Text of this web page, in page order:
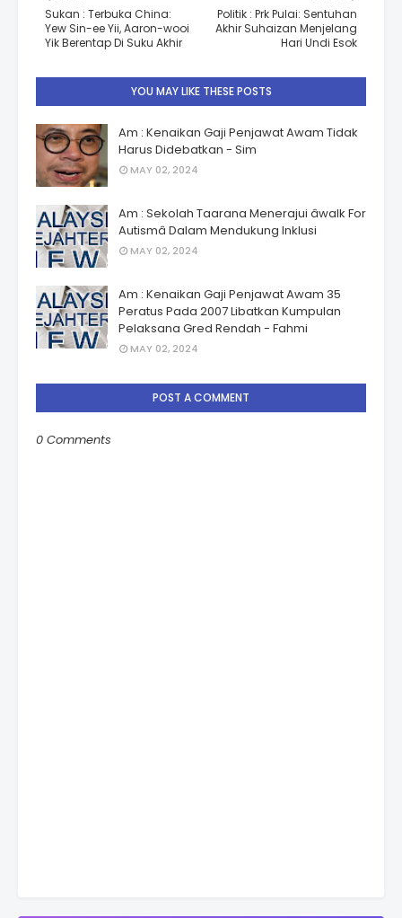
Politik : Prk Pulai: Sentuhan
Akhir Suhaizan Menjelang
Hari Undi Esok
Sukan : Terbuka China:
Yew Sin-ee Yii, Aaron-wooi
Yik Berentap Di Suku Akhir
YOU MAY LIKE THESE POSTS
Am : Kenaikan Gaji Penjawat Awam Tidak
Harus Didebatkan - Sim
MAY 02, 2024
Am : Sekolah Taarana Menerajui âwalk For
Autismâ Dalam Mendukung Inklusi
MAY 02, 2024
Am : Kenaikan Gaji Penjawat Awam 35
Peratus Pada 2007 Libatkan Kumpulan
Pelaksana Gred Rendah - Fahmi
MAY 02, 2024
POST A COMMENT
0 Comments